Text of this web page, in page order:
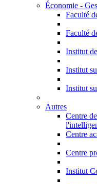
Économie -
Faculté
Faculté
Institut
Institut
Institut
Autres
Centre
Centre
Centre
Institut